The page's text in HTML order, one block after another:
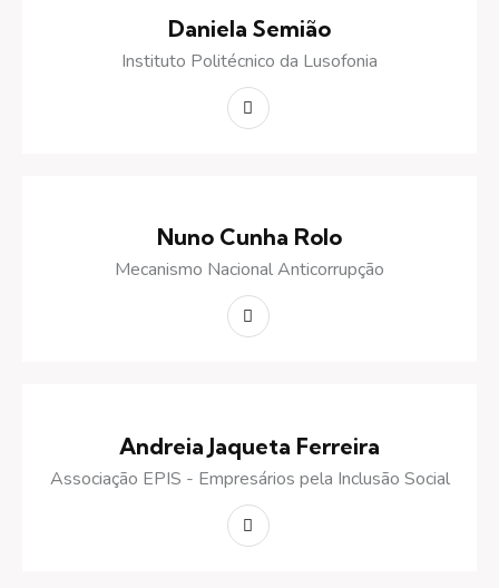
Daniela Semião
Instituto Politécnico da Lusofonia
Nuno Cunha Rolo
Mecanismo Nacional Anticorrupção
Andreia Jaqueta Ferreira
Associação EPIS - Empresários pela Inclusão Social